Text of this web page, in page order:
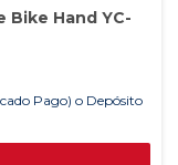
Hand YC-
Pago) o Depósito